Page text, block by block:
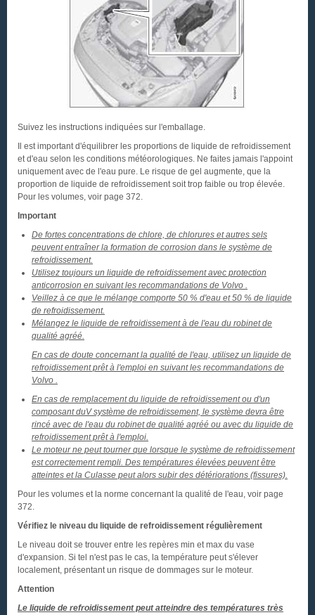
Suivez les instructions indiquées sur l'emballage.
Il est important d'équilibrer les proportions de liquide de refroidissement
et d'eau selon les conditions météorologiques. Ne faites jamais l'appoint
uniquement avec de l'eau pure. Le risque de gel augmente, que la
proportion de liquide de refroidissement soit trop faible ou trop élevée.
Pour les volumes, voir page 372.
Important
De fortes concentrations de chlore, de chlorures et autres sels
peuvent entraîner la formation de corrosion dans le système de
refroidissement.
Utilisez toujours un liquide de refroidissement avec protection
anticorrosion en suivant les recommandations de Volvo .
Veillez à ce que le mélange comporte 50 % d'eau et 50 % de liquide
de refroidissement.
Mélangez le liquide de refroidissement à de l'eau du robinet de
qualité agréé.
En cas de doute concernant la qualité de l'eau, utilisez un liquide de
refroidissement prêt à l'emploi en suivant les recommandations de
Volvo .
En cas de remplacement du liquide de refroidissement ou d'un
composant duV système de refroidissement, le système devra être
rincé avec de l'eau du robinet de qualité agréé ou avec du liquide de
refroidissement prêt à l'emploi.
Le moteur ne peut tourner que lorsque le système de refroidissement
est correctement rempli. Des températures élevées peuvent être
atteintes et la Culasse peut alors subir des détériorations (fissures).
Pour les volumes et la norme concernant la qualité de l'eau, voir page
372.
Vérifiez le niveau du liquide de refroidissement régulièrement
Le niveau doit se trouver entre les repères min et max du vase
d'expansion. Si tel n'est pas le cas, la température peut s'élever
localement, présentant un risque de dommages sur le moteur.
Attention
Le liquide de refroidissement peut atteindre des températures très